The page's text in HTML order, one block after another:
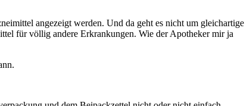
angezeigt werden. Und da geht es nicht um gleichartige
für völlig andere Erkrankungen. Wie der Apotheker mir ja